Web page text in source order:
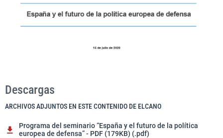
Descargas
ARCHIVOS ADJUNTOS EN ESTE CONTENIDO DE ELCANO
Programa del seminario “España y el futuro de la política
europea de defensa” - PDF (179KB) (.pdf)